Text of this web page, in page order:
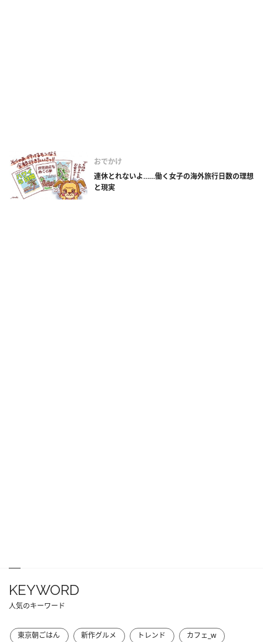
おでかけ
連休とれないよ……働く女子の海外旅行日数の理想
と現実
KEYWORD
人気のキーワード
東京朝ごはん 新作グルメ トレンド
カフェ_w